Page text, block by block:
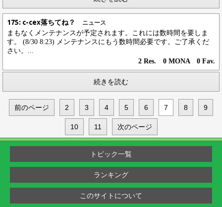
175: c-cex落ちてね？ ニュース
まもなくメンテナンスが予定されます。これには数時間を要しま
す。 (8/30 8:23) メンテナンスにもう数時間必要です。ご了承くだ
さい。...
2 Res. 0 MONA 0 Fav.
続きを読む
前のページ 2 3 4 5 6 7 8 9
10 11 次のページ
トピック一覧
ランキング
このサイトについて